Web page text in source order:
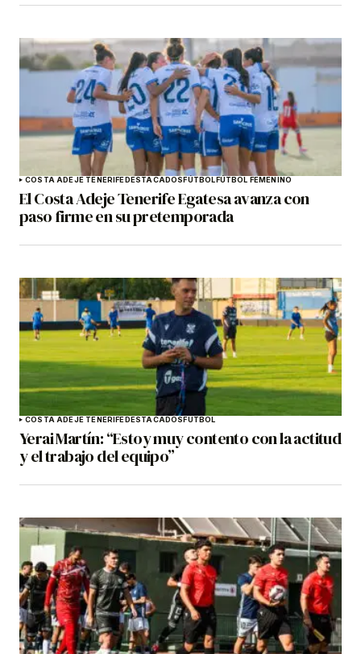
COSTA ADEJE TENERIFEDESTACADOSFÚTBOLFÚTBOL FEMENINO
El Costa Adeje Tenerife Egatesa avanza con
paso firme en su pretemporada
COSTA ADEJE TENERIFEDESTACADOSFÚTBOL
Yerai Martín: “Estoy muy contento con la actitud
y el trabajo del equipo”